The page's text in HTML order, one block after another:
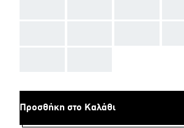
Προσθήκη στο Καλάθι